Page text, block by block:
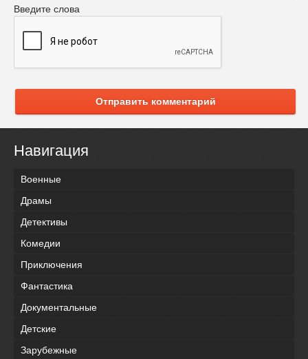
Введите слова
Отправить комментарий
Навигация
Военные
Драмы
Детективы
Комедии
Приключения
Фантастика
Документальные
Детские
Зарубежные